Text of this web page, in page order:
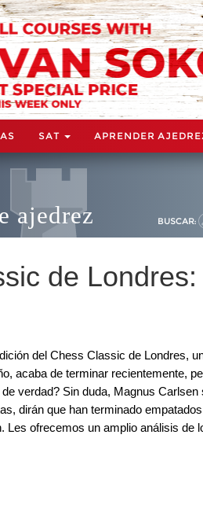
SAT APRENDER
ajedrez BUSCAR:
de
del Chess Classic de Londres,
acaba de terminar recientemente,
verdad? Sin duda, Magnus
dirán que han terminado
Les ofrecemos un amplio análisis de